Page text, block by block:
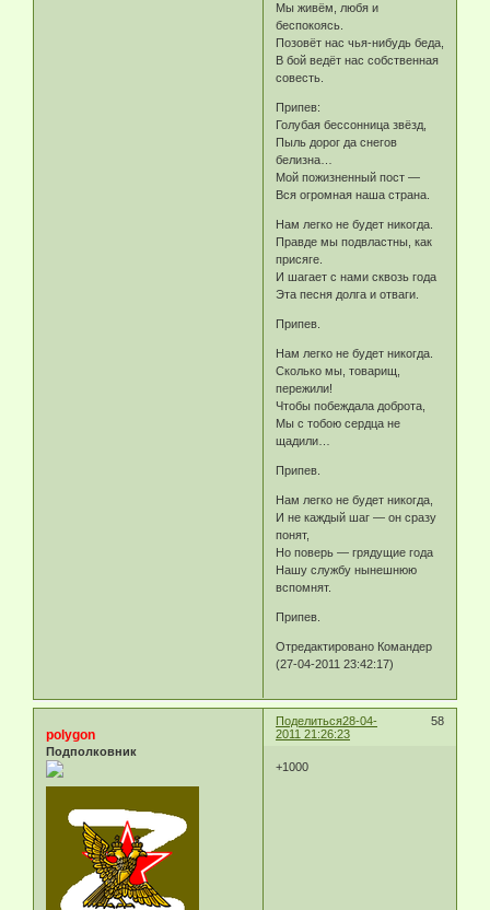
Мы живём, любя и
беспокоясь.
Позовёт нас чья-нибудь беда,
В бой ведёт нас собственная
совесть.
Припев:
Голубая бессонница звёзд,
Пыль дорог да снегов
белизна…
Мой пожизненный пост —
Вся огромная наша страна.
Нам легко не будет никогда.
Правде мы подвластны, как
присяге.
И шагает с нами сквозь года
Эта песня долга и отваги.
Припев.
Нам легко не будет никогда.
Сколько мы, товарищ,
пережили!
Чтобы побеждала доброта,
Мы с тобою сердца не
щадили…
Припев.
Нам легко не будет никогда,
И не каждый шаг — он сразу
понят,
Но поверь — грядущие года
Нашу службу нынешнюю
вспомнят.
Припев.
Отредактировано Командер
(27-04-2011 23:42:17)
Поделиться 58
28-04-
2011 21:26:23
polygon
Подполковник
+1000